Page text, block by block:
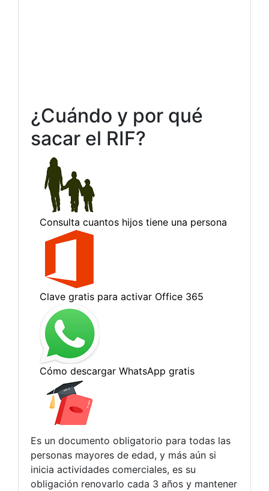
¿Cuándo y por qué
sacar el RIF?
Es un documento obligatorio para todas las
personas mayores de edad, y más aún si
inicia actividades comerciales, es su
obligación renovarlo cada 3 años y mantener